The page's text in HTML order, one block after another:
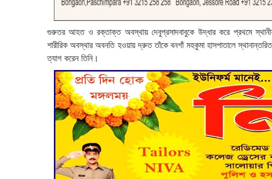
গুরুতর আহত ও রক্তাক্ত অবস্থায় দেবুপ্রসাদবাবুকে উদ্ধার করে প্রথমে স্থানীয়
শারীরিক অবস্থার অবনতি হওয়ায় দ্রুত তাঁকে বনগাঁ মহকুমা হাসপাতালে
ত্যাগ করেন তিনি।